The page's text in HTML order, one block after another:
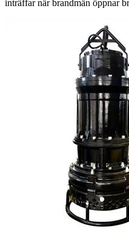
inträffar när brandmän öppnar